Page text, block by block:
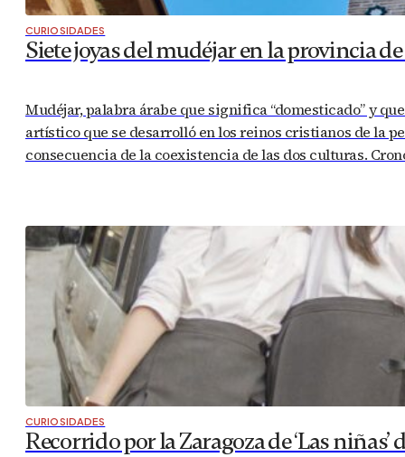
CURIOSIDADES
Siete joyas del mudéjar en la provincia
Mudéjar, palabra árabe que significa “domesticado” y
artístico que se desarrolló en los reinos cristianos de la
consecuencia de la coexistencia de las dos culturas.
CURIOSIDADES
Recorrido por la Zaragoza de ‘Las niñas’